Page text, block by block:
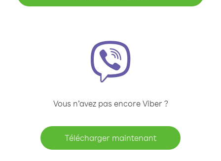
Vous n’avez pas encore Viber ?
Télécharger maintenant